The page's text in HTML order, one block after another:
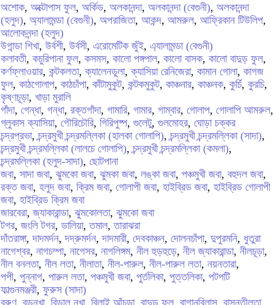
অশোক, অক্টোপাস ফুল, অর্কিড, অলকানন্দা, অলকানন্দা (বেগুনী), অলকানন্দা
(হলুদ), অ্যালামন্ডা (বেগুনী), অপরাজিতা, আকন্দ, আমরুল, আফ্রিকান টিউলিপ,
আলোকনন্দা (হলুদ)
উগান্ডা শিখা, উর্বশী, উর্বসী, এরোমেটিক জুঁই, এ্যালামন্ডা (বেগুনী)
কলাবতী, কচুরিপানা ফুল, কসমস, কালো পঙ্গপাল, কালো বাসক, কালো বাদুড় ফুল,
কর্ণফ্লাওয়ার, কন্টকলতা,ক্যালেনডুলা,ক্যাসিয়া রেনিজেরা, কামান গোলা, কাগজ
ফুল, কাঠগোলাপ, কাঠচাঁপা, কাঁটামুকুট, কন্টকমুকুট, কাঞ্চনার, কাঞ্চনক, কুর্চি, কুরচি,
কৃষ্ণচূড়া, খাড়া মুরালি
গাঁদা, গেন্ধা, গন্ধা, রক্তগাঁদা, গামারি, গামার, গাম্বার, গোলাপ, গোলাপি আমরুল,
গ্লুকাস ক্যাসিয়া, গৌরিচৌরি, গিরিপুষ্প, গুলেটু, গুলমোহর, ঘোড়া চক্কর
চন্দ্রপ্রভা, চন্দ্রমুখী চন্দ্রমল্লিকা (হালকা গোলাপি), চন্দ্রমুখী চন্দ্রমল্লিকা (সাদা),
চন্দ্রমুখী চন্দ্রমল্লিকা (লালচে গোলাপি), চন্দ্রমুখী চন্দ্রমল্লিকা (কমলা),
চন্দ্রমল্লিকা (হলুদ-সাদা), ছোটপানা
জবা, সাদা জবা, ঝুমকো জবা, ঝুমকা জবা, লঙ্কা জবা, পঞ্চমুখী জবা, বহুদল জবা,
রক্ত জবা, হলুদ জবা, ক্রিম জবা, গোলাপী জবা, হাইব্রিড জবা, হাইব্রিড গোলাপী
জবা, হাইব্রিড ক্রিম জবা
জারবেরা,জ্যাকারান্ডা, ঝুমকোলতা, ঝুমকো জবা
টগর, জংলি টগর, ডালিয়া,তমাল,তারাঝরা
দাঁতরাঙ্গা,দাদমর্দন,দদ্রুমর্দন,দাদমারী, দেবকাঞ্চন, দোলনচাঁপা, দুপুরমনি, ধুতুরা
নাগেশ্বর, নাগচম্পা, নাগেসর, নাগলিঙ্গম, নীল হুড়হুড়ে, নীল জ্যাকারান্ডা, নীলচূড়া,
নীল বনলতা, নীল লতা, নীলাতা, নীল-পারুল, নীল-পারুল লতা, নয়নতারা,
পপী, পুন্নাগ, পারুল লতা, পঞ্চমুখী জবা, পুর্তলিকা, পুত্তলিকা, পটপটি
ফাল্গুনমঞ্জরী, ফুরুস (সাদা)
বরুণ, বড়নখা, বিড়াল নখা, বিলাই আঁচড়া, বাদুড় ফুল, বাগানবিলাস, বাসন্তীলতা,